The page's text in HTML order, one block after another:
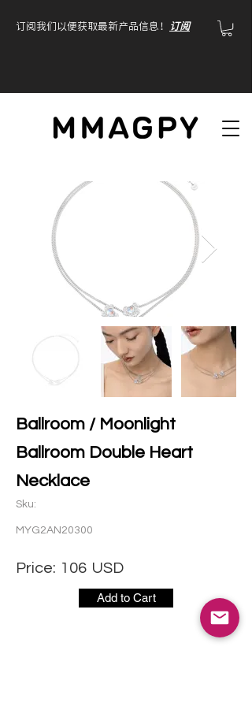
订阅我们以便获取最新产品信息！ 订阅
Ballroom / Moonlight
Ballroom Double Heart
Necklace
Sku:
MYG2AN20300
Price: 106 USD
Add to Cart